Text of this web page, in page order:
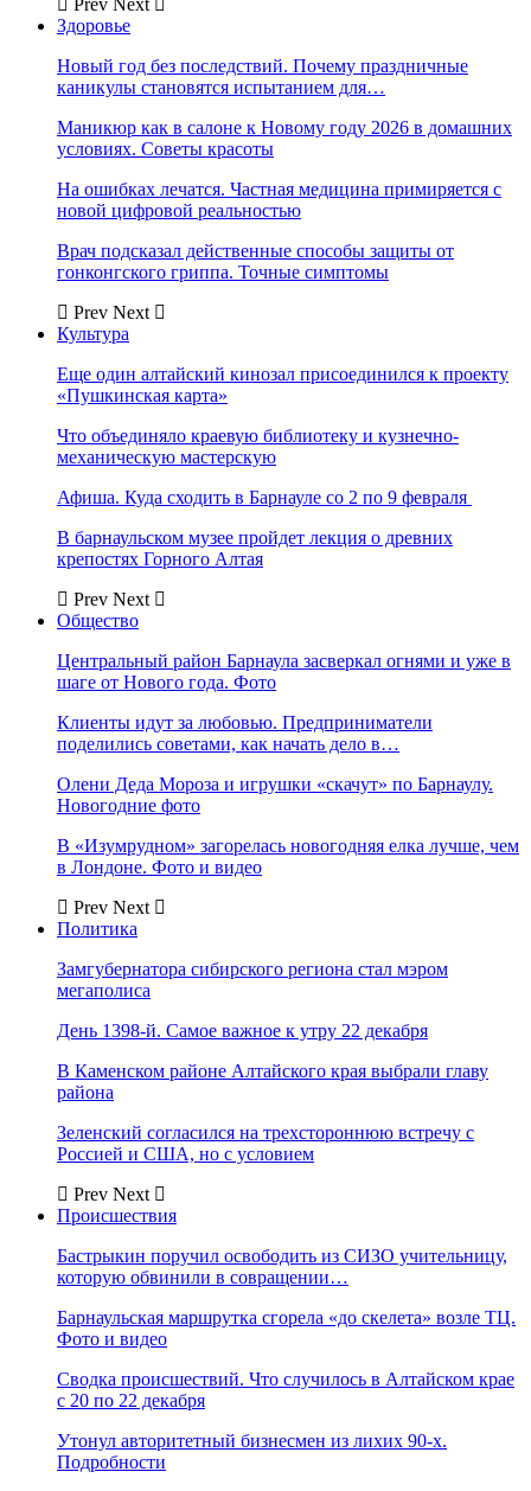
Prev Next
Здоровье
Новый год без последствий. Почему праздничные
каникулы становятся испытанием для…
Маникюр как в салоне к Новому году 2026 в домашних
условиях. Советы красоты
На ошибках лечатся. Частная медицина примиряется с
новой цифровой реальностью
Врач подсказал действенные способы защиты от
гонконгского гриппа. Точные симптомы
Prev Next
Культура
Еще один алтайский кинозал присоединился к проекту
«Пушкинская карта»
Что объединяло краевую библиотеку и кузнечно-
механическую мастерскую
Афиша. Куда сходить в Барнауле со 2 по 9 февраля
В барнаульском музее пройдет лекция о древних
крепостях Горного Алтая
Prev Next
Общество
Центральный район Барнаула засверкал огнями и уже в
шаге от Нового года. Фото
Клиенты идут за любовью. Предприниматели
поделились советами, как начать дело в…
Олени Деда Мороза и игрушки «скачут» по Барнаулу.
Новогодние фото
В «Изумрудном» загорелась новогодняя елка лучше, чем
в Лондоне. Фото и видео
Prev Next
Политика
Замгубернатора сибирского региона стал мэром
мегаполиса
День 1398-й. Самое важное к утру 22 декабря
В Каменском районе Алтайского края выбрали главу
района
Зеленский согласился на трехстороннюю встречу с
Россией и США, но с условием
Prev Next
Происшествия
Бастрыкин поручил освободить из СИЗО учительницу,
которую обвинили в совращении…
Барнаульская маршрутка сгорела «до скелета» возле ТЦ.
Фото и видео
Сводка происшествий. Что случилось в Алтайском крае
с 20 по 22 декабря
Утонул авторитетный бизнесмен из лихих 90-х.
Подробности